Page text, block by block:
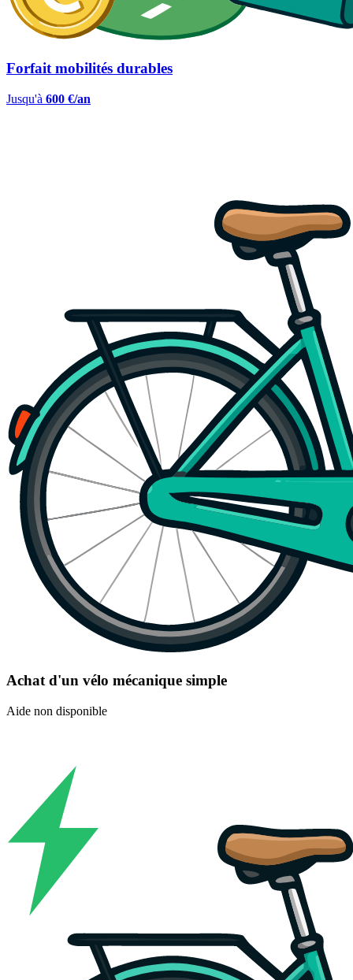
Forfait mobilités durables
Jusqu'à 600 €/an
Achat d'un vélo mécanique simple
Aide non disponible